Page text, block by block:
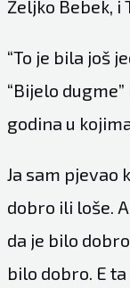
Željko Bebek, i
“To je bila još
“Bijelo
godina u
Ja sam pjevao
dobro ili loše.
da je bilo
bilo dobro. E